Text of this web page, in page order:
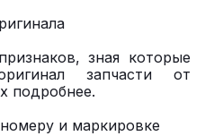
зная которые
запчасти от
подробнее.
и маркировке